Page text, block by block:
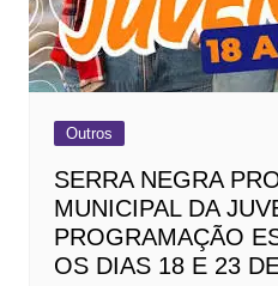
Outros
SERRA NEGRA
MUNICIPAL DA
PROGRAMAÇÃO
OS DIAS 18 E 23